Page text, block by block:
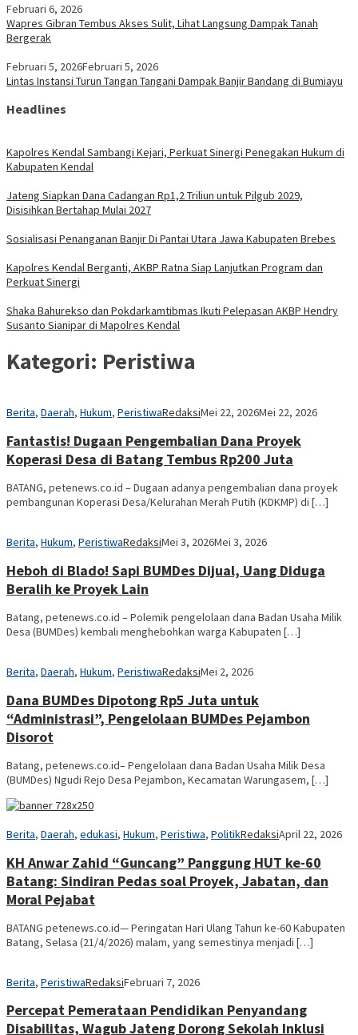
Februari 6, 2026
Wapres Gibran Tembus Akses Sulit, Lihat Langsung Dampak Tanah
Bergerak
Februari 5, 2026Februari 5, 2026
Lintas Instansi Turun Tangan Tangani Dampak Banjir Bandang di Bumiayu
Headlines
Kapolres Kendal Sambangi Kejari, Perkuat Sinergi Penegakan Hukum di
Kabupaten Kendal
Jateng Siapkan Dana Cadangan Rp1,2 Triliun untuk Pilgub 2029,
Disisihkan Bertahap Mulai 2027
Sosialisasi Penanganan Banjir Di Pantai Utara Jawa Kabupaten Brebes
Kapolres Kendal Berganti, AKBP Ratna Siap Lanjutkan Program dan
Perkuat Sinergi
​Shaka Bahurekso dan Pokdarkamtibmas Ikuti Pelepasan AKBP Hendry
Susanto Sianipar di Mapolres Kendal
Kategori: Peristiwa
Berita, Daerah, Hukum, PeristiwaRedaksiMei 22, 2026Mei 22, 2026
Fantastis! Dugaan Pengembalian Dana Proyek
Koperasi Desa di Batang Tembus Rp200 Juta
BATANG, petenews.co.id – Dugaan adanya pengembalian dana proyek
pembangunan Koperasi Desa/Kelurahan Merah Putih (KDKMP) di […]
Berita, Hukum, PeristiwaRedaksiMei 3, 2026Mei 3, 2026
Heboh di Blado! Sapi BUMDes Dijual, Uang Diduga
Beralih ke Proyek Lain
Batang, petenews.co.id – Polemik pengelolaan dana Badan Usaha Milik
Desa (BUMDes) kembali menghebohkan warga Kabupaten […]
Berita, Daerah, Hukum, PeristiwaRedaksiMei 2, 2026
Dana BUMDes Dipotong Rp5 Juta untuk
“Administrasi”, Pengelolaan BUMDes Pejambon
Disorot
Batang, petenews.co.id– Pengelolaan dana Badan Usaha Milik Desa
(BUMDes) Ngudi Rejo Desa Pejambon, Kecamatan Warungasem, […]
Berita, Daerah, edukasi, Hukum, Peristiwa, PolitikRedaksiApril 22, 2026
KH Anwar Zahid “Guncang” Panggung HUT ke-60
Batang: Sindiran Pedas soal Proyek, Jabatan, dan
Moral Pejabat
BATANG petenews.co.id— Peringatan Hari Ulang Tahun ke-60 Kabupaten
Batang, Selasa (21/4/2026) malam, yang semestinya menjadi […]
Berita, PeristiwaRedaksiFebruari 7, 2026
Percepat Pemerataan Pendidikan Penyandang
Disabilitas, Wagub Jateng Dorong Sekolah Inklusi